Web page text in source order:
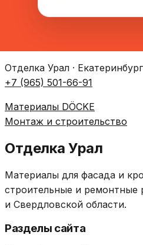
Отделка Урал · Екатеринбург
+7 (965) 501-66-91
Материалы DÖCKE
Монтаж и строительство
Отделка Урал
Материалы для фасада и
строительные и ремонтные
и Свердловской области.
Разделы сайта